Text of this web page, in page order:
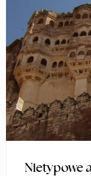
Nietypowe